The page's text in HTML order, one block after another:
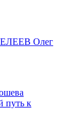
Олег
путь к